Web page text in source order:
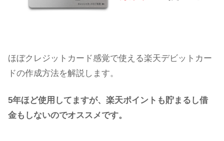
ほぼクレジットカード感覚で使える楽天デビットカー
ドの作成方法を解説します。
5年ほど使用してますが、楽天ポイントも貯まるし借
金もしないのでオススメです。